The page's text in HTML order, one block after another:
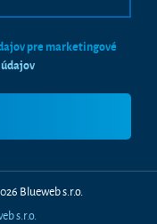
pre marketingové
Blueweb s.r.o.
s.r.o.